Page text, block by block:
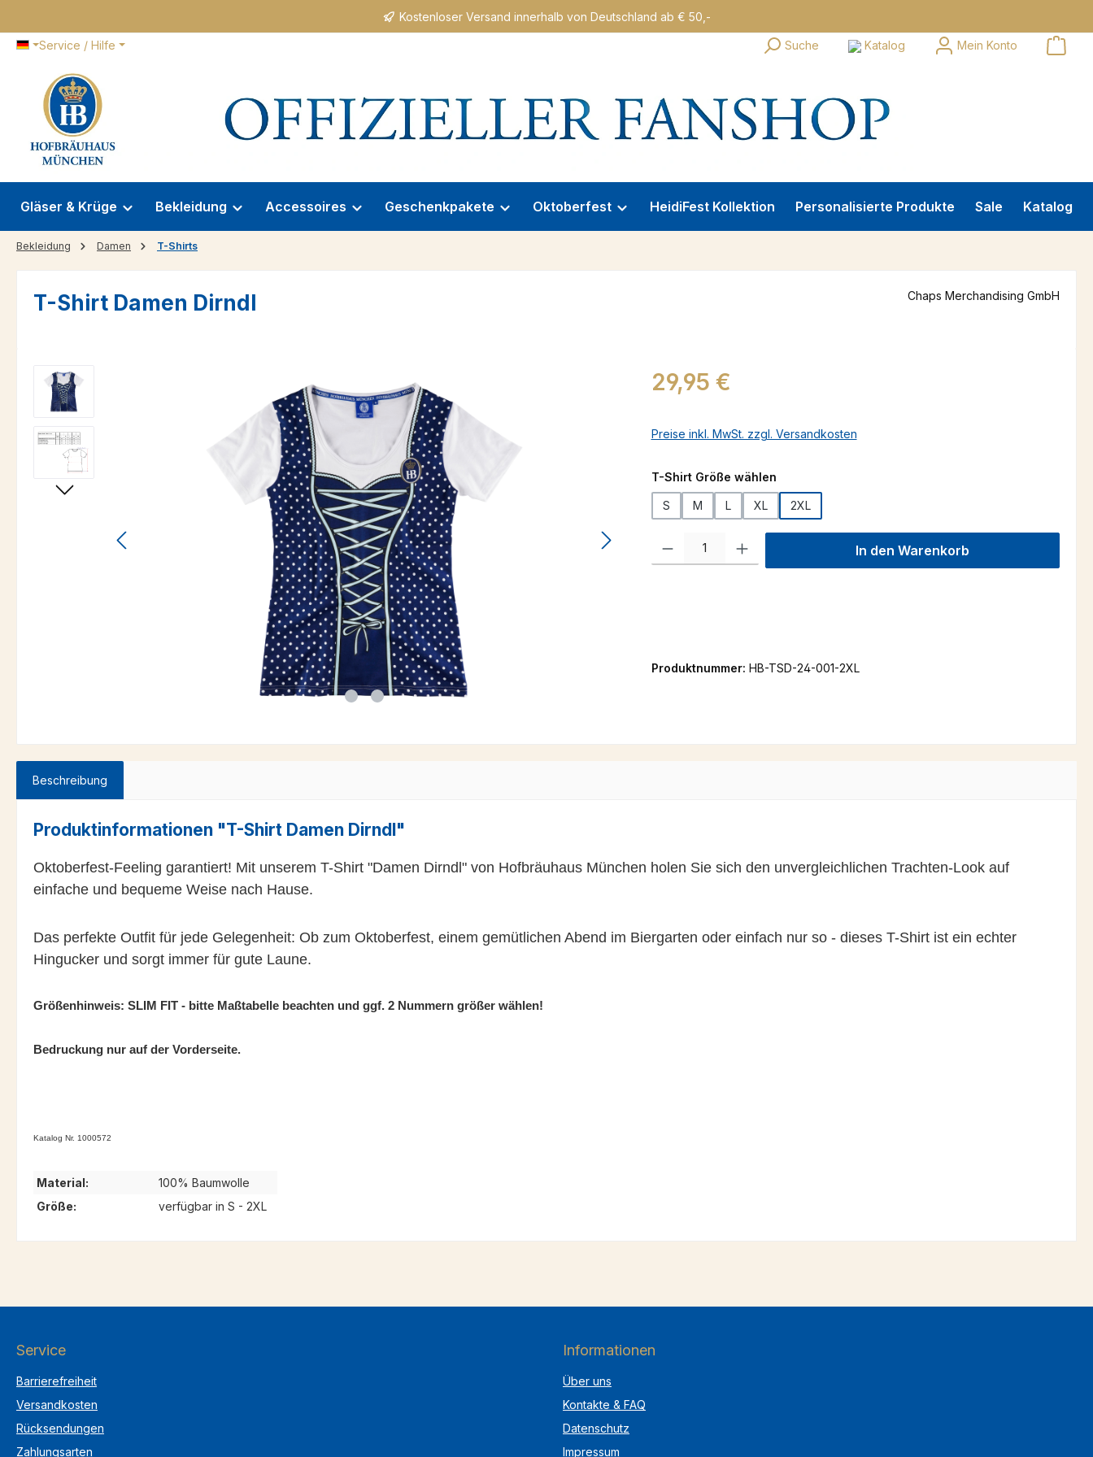
Kostenloser Versand innerhalb von Deutschland ab € 50,-
Service / Hilfe Suche Katalog Mein Konto
Gläser & Krüge Bekleidung Accessoires Geschenkpakete Oktoberfest HeidiFest Kollektion Personalisierte Produkte Sale Katalog
Bekleidung Damen T-Shirts
T-Shirt Damen Dirndl Chaps Merchandising GmbH
Bildergalerie überspringen Regulärer Preis:
29,95 €
Preise inkl. MwSt. zzgl. Versandkosten
T-Shirt Größe wählenauswählen
S M L XL 2XL
Produkt Anzahl: Gib den gewünschten Wert ein oder benutze die Schaltflächen
In den Warenkorb
Produktnummer: HB-TSD-24-001-2XL
Beschreibung
Produktinformationen "T-Shirt Damen Dirndl"
Oktoberfest-Feeling garantiert! Mit unserem T-Shirt "Damen Dirndl" von Hofbräuhaus München holen Sie sich den unvergleichlichen Trachten-Look auf
einfache und bequeme Weise nach Hause.
Das perfekte Outfit für jede Gelegenheit: Ob zum Oktoberfest, einem gemütlichen Abend im Biergarten oder einfach nur so - dieses T-Shirt ist ein echter
Hingucker und sorgt immer für gute Laune.
Größenhinweis: SLIM FIT - bitte Maßtabelle beachten und ggf. 2 Nummern größer wählen!
Bedruckung nur auf der Vorderseite.
Katalog Nr. 1000572
Material:
100% Baumwolle
Größe:
verfügbar in S - 2XL
Service
Barrierefreiheit
Versandkosten
Rücksendungen
Zahlungsarten
Informationen
Über uns
Kontakte & FAQ
Datenschutz
Impressum